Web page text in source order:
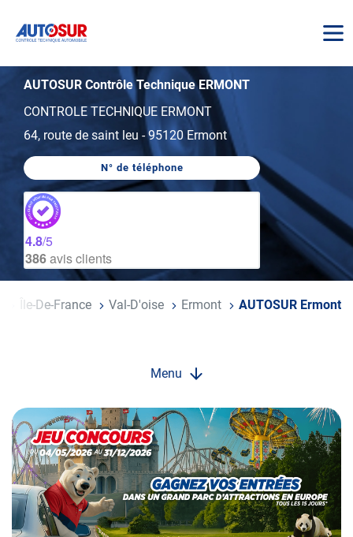
AUTOSUR Contrôle Technique ERMONT
CONTROLE TECHNIQUE ERMONT
64, route de saint leu -95120 Ermont
N° de téléphone
AFFICHER
LE
ERMONT
4.8/5
386avis clients
Île-De-France Val-D'oise Ermont AUTOSUR Ermont
Menu
Opération
spéciale
Mai
-
Décembre
2026